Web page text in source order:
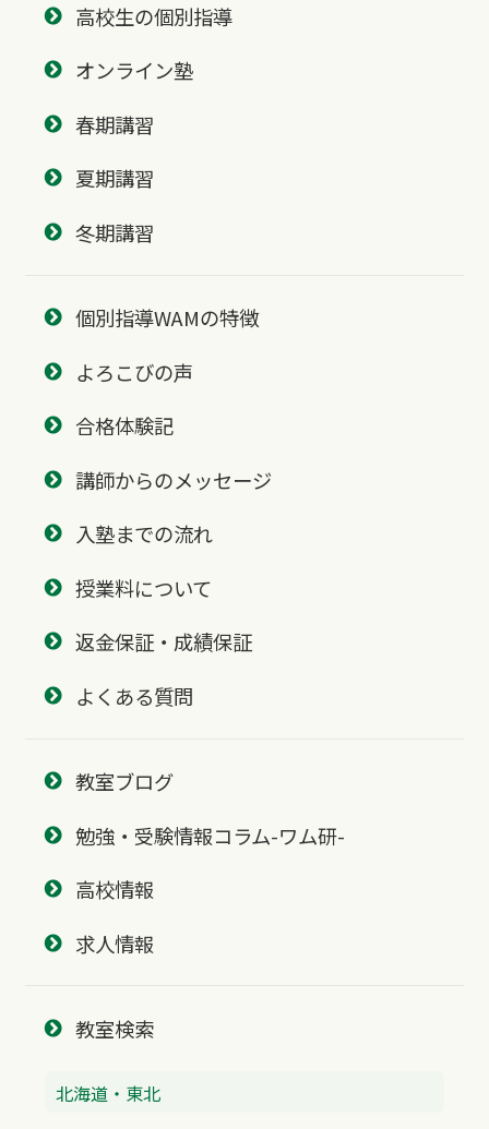
高校生の個別指導
オンライン塾
春期講習
夏期講習
冬期講習
個別指導WAMの特徴
よろこびの声
合格体験記
講師からのメッセージ
入塾までの流れ
授業料について
返金保証・成績保証
よくある質問
教室ブログ
勉強・受験情報コラム-ワム研-
高校情報
求人情報
教室検索
北海道・東北